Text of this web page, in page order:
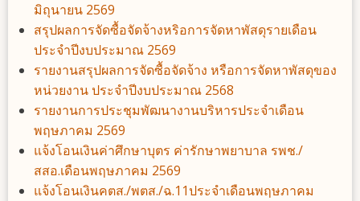
มิถุนายน 2569
สรุปผลการจัดซื้อจัดจ้างหริอการจัดหาพัสดุรายเดือน
ประจำปีงบประมาณ 2569
รายงานสรุปผลการจัดซื้อจัดจ้าง หรือการจัดหาพัสดุของ
หน่วยงาน ประจำปีงบประมาณ 2568
รายงานการประชุมพัฒนางานบริหารประจำเดือน
พฤษภาคม 2569
แจ้งโอนเงินค่าศึกษาบุตร ค่ารักษาพยาบาล รพช./
สสอ.เดือนพฤษภาคม 2569
แจ้งโอนเงินคตส./พตส./ฉ.11ประจำเดือนพฤษภาคม